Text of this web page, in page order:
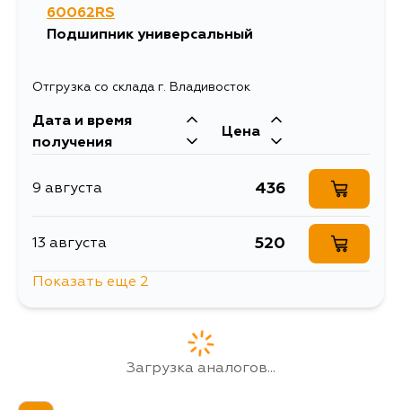
60062RS
Подшипник универсальный
Отгрузка со склада г. Владивосток
Дата и время
получения
Цена
9 августа 436
13 августа 520
Показать еще 2
Загрузка аналогов...